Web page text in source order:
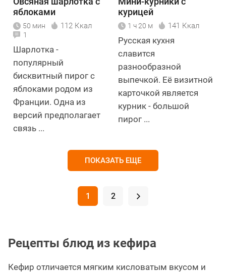
яблоками
50 мин 112 Ккал
1
Шарлотка -
популярный
бисквитный пирог с
яблоками родом из
Франции. Одна из
версий предполагает
связь ...
курицей
1 ч 20 м 141 Ккал
Русская кухня
славится
разнообразной
выпечкой. Её визитной
карточкой является
курник - большой
пирог ...
ПОКАЗАТЬ ЕЩЕ
1 2 .
Рецепты блюд из кефира
Кефир отличается мягким кисловатым вкусом и